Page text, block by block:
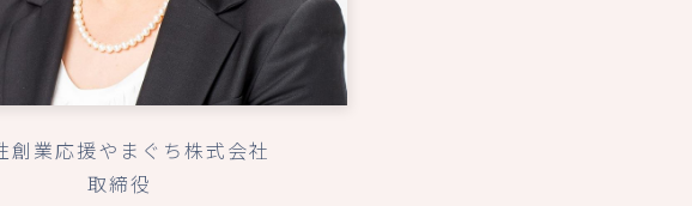
創業応援やまぐち株式会社
取締役